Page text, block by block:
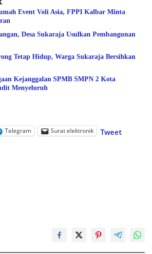
Event Voli Asia, FPPI Kalbar Minta
Desa Sukaraja Usulkan Pembangunan
Tetap Hidup, Warga Sukaraja Bersihkan
Kejanggalan SPMB SMPN 2 Kota
Menyeluruh
Telegram Surat elektronik Tweet